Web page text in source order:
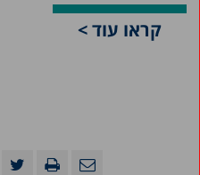
קראו עוד >